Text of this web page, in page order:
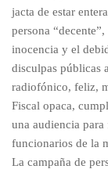
jacta de estar
persona
inocencia y el
disculpas públicas
radiofónico, feliz,
Fiscal opaca,
una audiencia
funcionarios de la
La campaña de